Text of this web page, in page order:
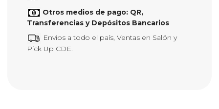
Otros medios de pago: QR,
Transferencias y Depósitos Bancarios
Envios a todo el país, Ventas en Salón y
Pick Up CDE.